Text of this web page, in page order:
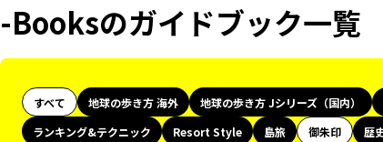
-Booksのガイドブック一覧
すべて 地球の歩き方 海外 地球の歩き方 Jシリーズ（国内）
ランキング&テクニック
Resort Style 島旅 御朱印 歴